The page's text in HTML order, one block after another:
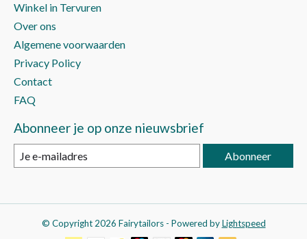
Winkel in Tervuren
Over ons
Algemene voorwaarden
Privacy Policy
Contact
FAQ
Abonneer je op onze nieuwsbrief
Abonneer
© Copyright 2026 Fairytailors - Powered byLightspeed